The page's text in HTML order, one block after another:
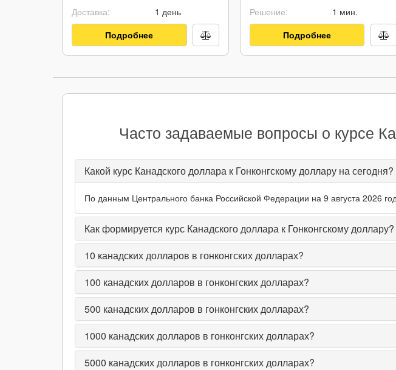
Доставка:
1 день
Подробнее
Решение:
1 мин.
Подробнее
Часто задаваемые вопросы о курсе
Какой курс Канадского доллара к Гонконгскому доллару на сегодня?
По данным Центрального банка Российской Федерации на 9 августа 2026
Как формируется курс Канадского доллара к Гонконгскому доллару?
10 канадских долларов в гонконгских долларах?
100 канадских долларов в гонконгских долларах?
500 канадских долларов в гонконгских долларах?
1000 канадских долларов в гонконгских долларах?
5000 канадских долларов в гонконгских долларах?